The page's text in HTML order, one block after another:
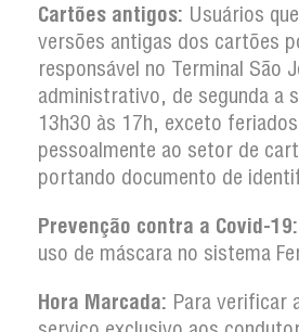
Cartões antigos: Usuários
versões antigas dos cartões
responsável no Terminal São
administrativo, de segunda a
13h30 às 17h, exceto
pessoalmente ao setor de
portando documento de
Prevenção contra a Covid-19:
uso de máscara no sistema
Hora Marcada: Para verificar